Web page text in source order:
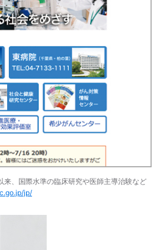
、国際水準の臨床研究や医師主導治験など
jp/